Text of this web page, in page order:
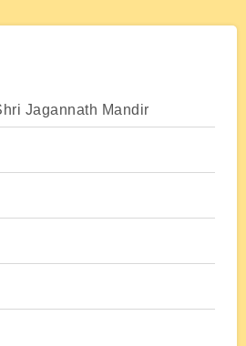
Jagannath Mandir